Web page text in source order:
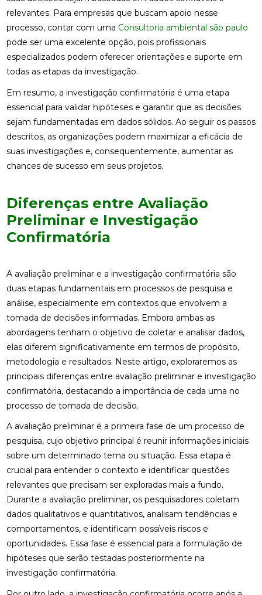
relevantes. Para empresas que buscam apoio nesse
processo, contar com uma Consultoria ambiental são paulo
pode ser uma excelente opção, pois profissionais
especializados podem oferecer orientações e suporte em
todas as etapas da investigação.
Em resumo, a investigação confirmatória é uma etapa
essencial para validar hipóteses e garantir que as decisões
sejam fundamentadas em dados sólidos. Ao seguir os passos
descritos, as organizações podem maximizar a eficácia de
suas investigações e, consequentemente, aumentar as
chances de sucesso em seus projetos.
Diferenças entre Avaliação
Preliminar e Investigação
Confirmatória
A avaliação preliminar e a investigação confirmatória são
duas etapas fundamentais em processos de pesquisa e
análise, especialmente em contextos que envolvem a
tomada de decisões informadas. Embora ambas as
abordagens tenham o objetivo de coletar e analisar dados,
elas diferem significativamente em termos de propósito,
metodologia e resultados. Neste artigo, exploraremos as
principais diferenças entre avaliação preliminar e investigação
confirmatória, destacando a importância de cada uma no
processo de tomada de decisão.
A avaliação preliminar é a primeira fase de um processo de
pesquisa, cujo objetivo principal é reunir informações iniciais
sobre um determinado tema ou situação. Essa etapa é
crucial para entender o contexto e identificar questões
relevantes que precisam ser exploradas mais a fundo.
Durante a avaliação preliminar, os pesquisadores coletam
dados qualitativos e quantitativos, analisam tendências e
comportamentos, e identificam possíveis riscos e
oportunidades. Essa fase é essencial para a formulação de
hipóteses que serão testadas posteriormente na
investigação confirmatória.